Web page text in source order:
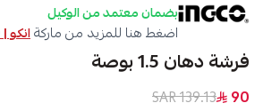
بضمان معتمد من الوكيل
اضغط هنا للمزيد من ماركةانكو | INGCO
فرشة دهان 1.5 بوصة
90
139.13 SAR